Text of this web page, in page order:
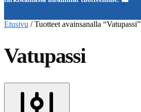
Etusivu /Tuotteet avainsanalla “Vatupassi”
Vatupassi